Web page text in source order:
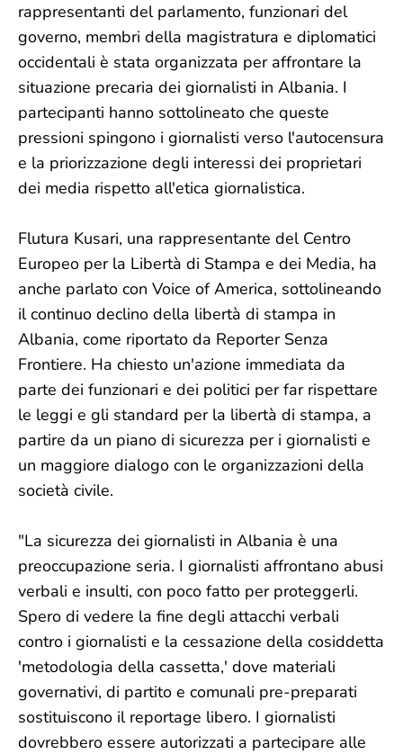
rappresentanti del parlamento, funzionari del
governo, membri della magistratura e diplomatici
occidentali è stata organizzata per affrontare la
situazione precaria dei giornalisti in Albania. I
partecipanti hanno sottolineato che queste
pressioni spingono i giornalisti verso l'autocensura
e la priorizzazione degli interessi dei proprietari
dei media rispetto all'etica giornalistica.
Flutura Kusari, una rappresentante del Centro
Europeo per la Libertà di Stampa e dei Media, ha
anche parlato con Voice of America, sottolineando
il continuo declino della libertà di stampa in
Albania, come riportato da Reporter Senza
Frontiere. Ha chiesto un'azione immediata da
parte dei funzionari e dei politici per far rispettare
le leggi e gli standard per la libertà di stampa, a
partire da un piano di sicurezza per i giornalisti e
un maggiore dialogo con le organizzazioni della
società civile.
"La sicurezza dei giornalisti in Albania è una
preoccupazione seria. I giornalisti affrontano abusi
verbali e insulti, con poco fatto per proteggerli.
Spero di vedere la fine degli attacchi verbali
contro i giornalisti e la cessazione della cosiddetta
'metodologia della cassetta,' dove materiali
governativi, di partito e comunali pre-preparati
sostituiscono il reportage libero. I giornalisti
dovrebbero essere autorizzati a partecipare alle